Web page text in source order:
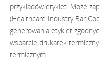
przykładów etykiet. Może
(Healthcare Industry Bar
generowania etykiet
wsparcie drukarek
termicznym.